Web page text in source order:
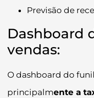
Previsão de
Dashboard
vendas:
O dashboard do
principalmente a